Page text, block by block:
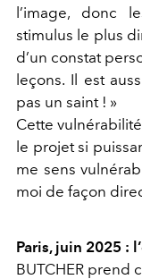
l’image, donc
stimulus le plus
d’un constat
leçons. Il est
pas un saint ! »
Cette
le projet si
me sens
moi de façon
Paris, juin 2025 :
BUTCHER prend